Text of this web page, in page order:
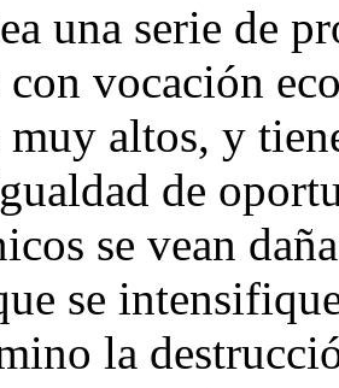
una serie de
con vocación
altos, y
de
se vean
se
la